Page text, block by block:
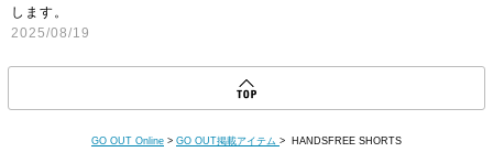
します。
2025/08/19
GO OUT Online > GO OUT掲載アイテム > HANDSFREE SHORTS